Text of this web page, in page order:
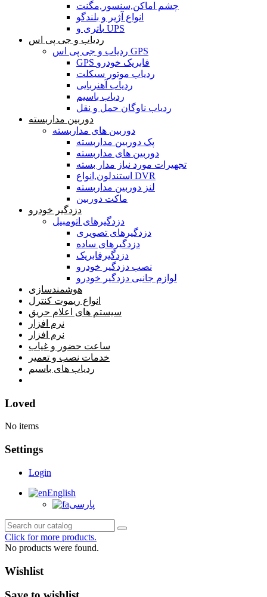
چشم اماکن,سنسور,مگنت
انواع آژیر و بلندگو
باتری و UPS
ردیاب و جی پی اس
ردیاب و جی پی اس GPS
GPS فابریک خودرو
ردیاب موتور سیکلت
ردیاب آهنربایی
ردیاب باسیم
ردیاب ناوگان حمل و نقل
دوربین مداربسته
دوربین های مداربسته
پک دوربین مداربسته
دوربین های مداربسته
تجهیرات مورد نیاز مدار بسته
استندلون,انواع DVR
لنز دوربین مداربسته
ماکت دوربین
دزدگیر خودرو
دزدگیرهای اتومبیل
دزدگیرهای تصویری
دزدگیرهای ساده
دزدگیرفابریک
نصب دزدگیر خودرو
لوازم جانبی دزدگیر خودرو
هوشمندسازی
انواع ریموت کنترل
سیستم های اعلام حریق
نرم افزار
نرم افزار
ساعت حضور و غیاب
خدمات نصب و تعمیر
ردیاب های باسیم
Loved
No items
Settings
Login
English
پارسی
Click for more products.
No products were found.
Wishlist